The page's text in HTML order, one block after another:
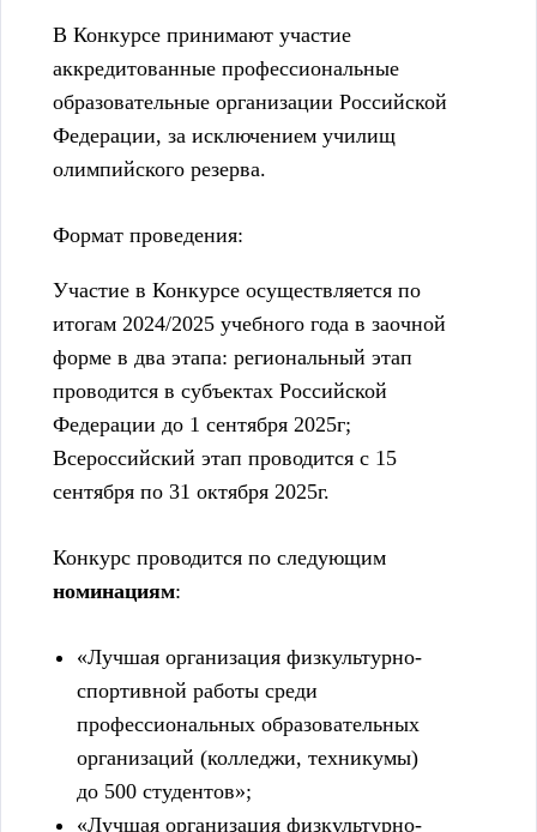
В Конкурсе принимают участие
аккредитованные профессиональные
образовательные организации Российской
Федерации, за исключением училищ
олимпийского резерва.
Формат проведения:
Участие в Конкурсе осуществляется по
итогам 2024/2025 учебного года в заочной
форме в два этапа: региональный этап
проводится в субъектах Российской
Федерации до 1 сентября 2025г;
Всероссийский этап проводится с 15
сентября по 31 октября 2025г.
Конкурс проводится по следующим
номинациям:
«Лучшая организация физкультурно-
спортивной работы среди
профессиональных образовательных
организаций (колледжи, техникумы)
до 500 студентов»;
«Лучшая организация физкультурно-